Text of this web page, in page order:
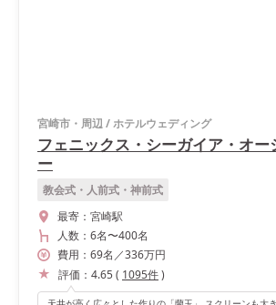
宮崎市・周辺/ホテルウェディング
フェニックス・シーガイア・オー
ー
教会式・人前式・神前式
最寄： 宮崎駅
人数： 6名〜400名
費用： 69名 ／336万円
評価： 4.65( 1095件)